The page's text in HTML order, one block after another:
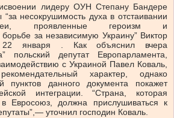
лидеру ОУН Степану Бандере
несокрушимость духа в отстаивании
проявленные героизм и
за независимую Украину” Виктор
января . Как объяснил вчера
польский депутат Европарламента,
с Украиной Павел Коваль,
характер, однако
пунктов данного документа покажет
интеграции. “Страна, которая
в Евросоюз, должна прислушиваться к
уточнил господин Коваль.